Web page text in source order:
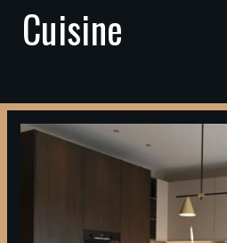
Cuisine